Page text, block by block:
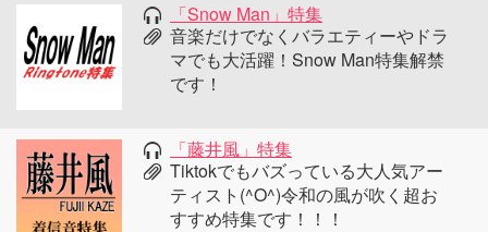
「Snow Man」特集
音楽だけでなくバラエティーやドラ
マでも大活躍！Snow Man特集解禁
です！
「藤井風」特集
Tiktokでもバズっている大人気アー
ティスト(^O^)令和の風が吹く超お
すすめ特集です！！！